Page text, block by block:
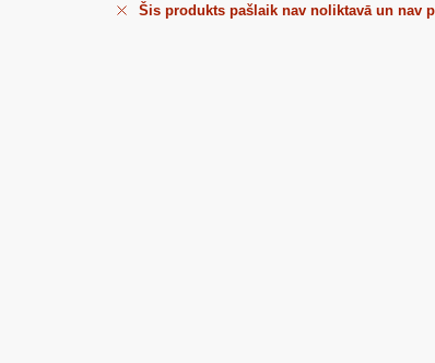
Šis produkts pašlaik nav noliktavā un nav